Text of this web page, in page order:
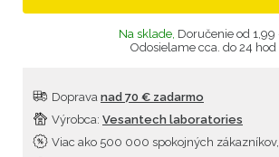
Na sklade, Doručenie od
Odosielame cca. do 24 hod
Doprava nad 70 € zadarmo
Viac ako 500 000 spokojných zákazníkov,
Výrobca: Vesantech laboratories